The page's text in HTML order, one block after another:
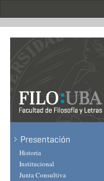
Presentación
Historia
Institucional
Junta Consultiva